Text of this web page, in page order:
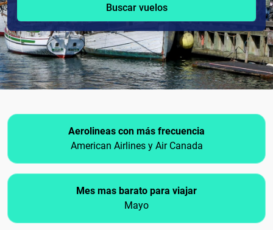
Buscar vuelos
Aerolineas con más frecuencia
American Airlines y Air Canada
Mes mas barato para viajar
Mayo